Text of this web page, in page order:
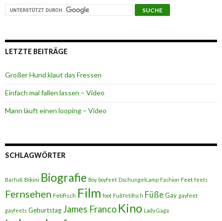
LETZTE BEITRÄGE
Großer Hund klaut das Fressen
Einfach mal fallen lassen – Video
Mann läuft einen looping – Video
SCHLAGWÖRTER
Barfuß Bikini Biografie Boy boyfeet Dschungelcamp Fashion Feet feets
Fernsehen Fetifisch Film foot Fußfetifisch FüßeGay gayfeet
gayfeets Geburtstag James Franco Kino Lady Gaga